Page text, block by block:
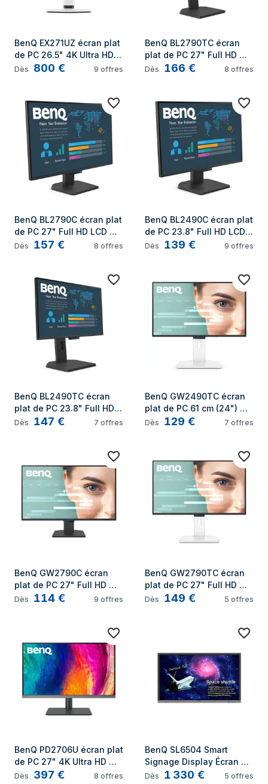
BenQ EX271UZ écran plat
de PC 26.5" 4K Ultra HD
OLED Noir, Blanc
Dès 800 € 9 offres
BenQ BL2790TC écran
plat de PC 27" Full HD
LCD Noir
Dès 166 € 8 offres
BenQ BL2790C écran plat
de PC 27" Full HD LCD
Noir
Dès 157 € 8 offres
BenQ BL2490C écran plat
de PC 23.8" Full HD LCD
Noir
Dès 139 € 9 offres
BenQ BL2490TC écran
plat de PC 23.8" Full HD
LCD Noir
Dès 147 € 7 offres
BenQ GW2490TC écran
plat de PC 61 cm (24")
Full HD LED Noir, Blanc
Dès 129 € 7 offres
BenQ GW2790C écran
plat de PC 27" Full HD
LCD Noir
Dès 114 € 9 offres
BenQ GW2790TC écran
plat de PC 27" Full HD
LCD Noir, Blanc
Dès 149 € 5 offres
BenQ PD2706U écran plat
de PC 27" 4K Ultra HD
LCD Noir
Dès 397 € 8 offres
BenQ SL6504 Smart
Signage Display Écran
plat de signalisation
Dès 1 330 € 5 offres